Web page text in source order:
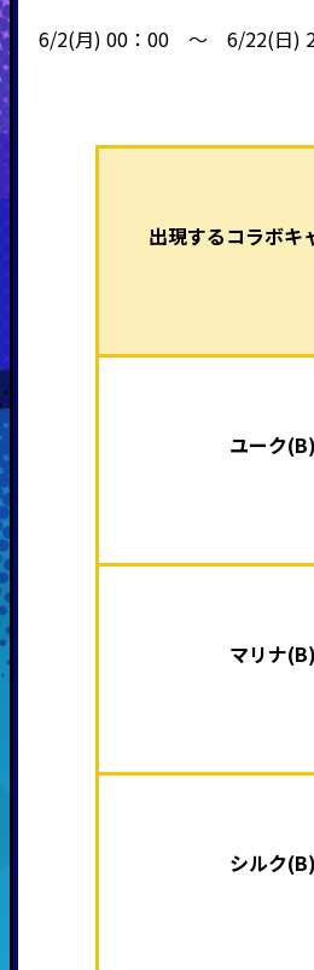
6/2(月) 00：00 ～ 6/22(日)
出現するコラボキ
ユーク(B)
マリナ(B)
シルク(B)